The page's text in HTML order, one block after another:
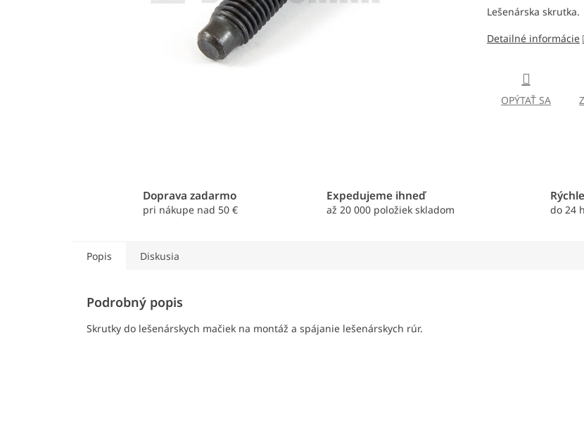
Lešenárska skrutka.
Detailné informácie
OPÝTAŤ SA
Doprava zadarmo
pri nákupe nad 50 €
Expedujeme ihneď
až 20 000 položiek skladom do 24
Popis Diskusia
Podrobný popis
Skrutky do lešenárskych mačiek na montáž a spájanie lešenárskych rúr.